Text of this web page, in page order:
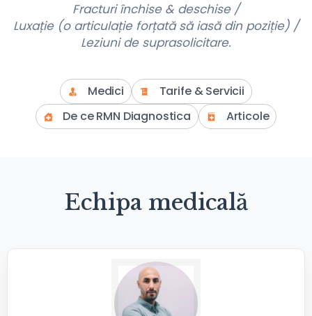
Fracturi închise & deschise /
Luxație (o articulație forțată să iasă din poziție) /
Leziuni de suprasolicitare.
Medici
Tarife & Servicii
De ce RMN Diagnostica
Articole
Echipa medicală